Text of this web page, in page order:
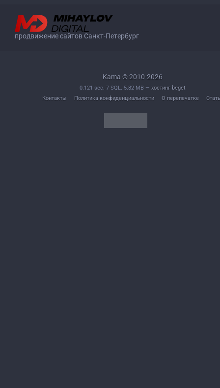
продвижение сайтов Санкт-Петербург
Kama © 2010-2026
0.121 sec. 7 SQL. 5.82 MB — хостинг beget
Контакты
Политика конфиденциальности О перепечатке